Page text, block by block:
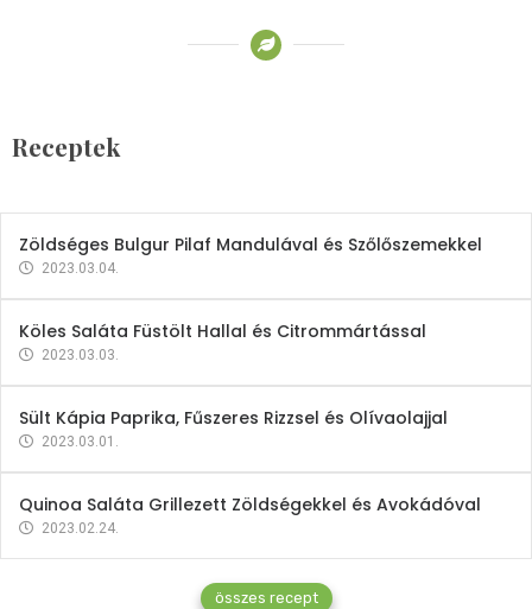
Receptek
2023.03.06.
Zöldséges Bulgur Pilaf Mandulával és Szőlőszemekkel
2023.03.04.
Köles Saláta Füstölt Hallal és Citrommártással
2023.03.03.
Sült Kápia Paprika, Fűszeres Rizzsel és Olívaolajjal
2023.03.01.
Quinoa Saláta Grillezett Zöldségekkel és Avokádóval
2023.02.24.
összes recept
Gyógynövények